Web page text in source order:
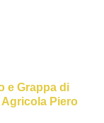
e Grappa di
Agricola Piero